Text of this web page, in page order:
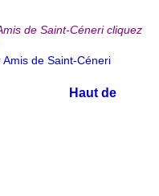
de Saint-Céneri cliquez
Amis de Saint-Céneri
Haut de